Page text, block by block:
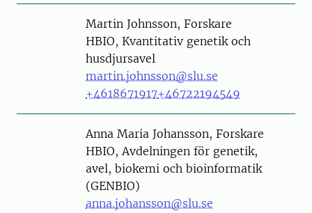
PersonMartin Johnsson, Forskare
HBIO, Kvantitativ genetik och
husdjursavel
martin.johnsson@slu.se
+4618671917+46722194549
PersonAnna Maria Johansson, Forskare
HBIO, Avdelningen för genetik,
avel, biokemi och bioinformatik
(GENBIO)
anna.johansson@slu.se